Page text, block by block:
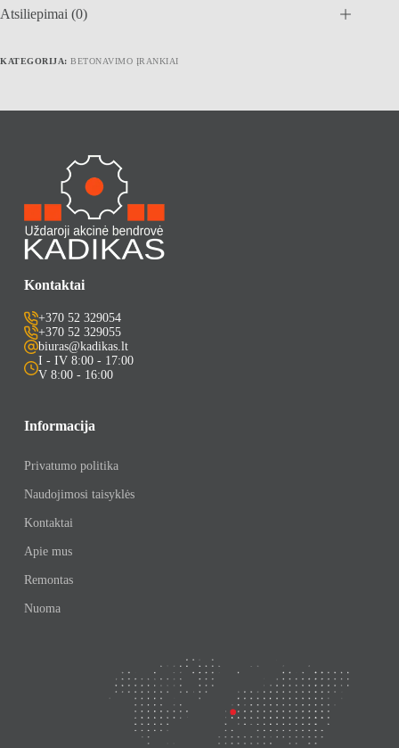
Atsiliepimai (0)
KATEGORIJA: BETONAVIMO ĮRANKIAI
Informacija
Privatumo politika
Naudojimosi taisyklės
Kontaktai
Apie mus
Remontas
Nuoma
Kontaktai
+370 52 329054
+370 52 329055
biuras@kadikas.lt
I - IV 8:00 - 17:00
V 8:00 - 16:00